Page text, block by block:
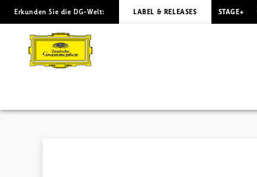
THE
GREAT
Cornelius
Erkunden Sie die DG-Welt: LABEL & RELEASES STAGE+